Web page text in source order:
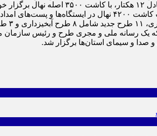
خبر داد.
یک رسانه ملی و مجری طرح و رئیس سازمان
و صدا و سیمای استان‌ها برگزار شد.